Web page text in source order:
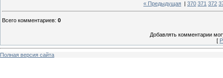
« Предыдущая 370 371 372
Всего комментариев: 0
Добавлять комментарии
[
Полная версия сайта